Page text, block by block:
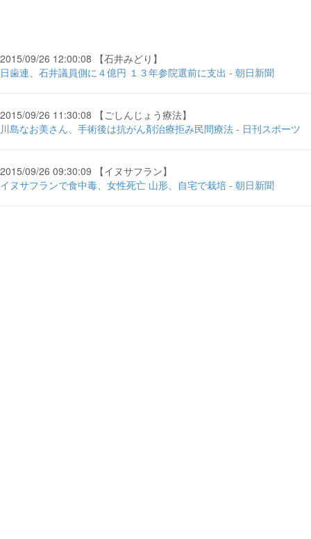
2015/09/26 12:00:08 【石井みどり】
日歯連、石井議員側に４億円 １３年参院選前に支出 - 朝日新聞
2015/09/26 11:30:08 【ごしんじょう療法】
川島なお美さん、手術後は抗がん剤治療拒み民間療法 - 日刊スポーツ
2015/09/26 09:30:09 【イヌサフラン】
イヌサフランで食中毒、女性死亡 山形、自宅で栽培 - 朝日新聞